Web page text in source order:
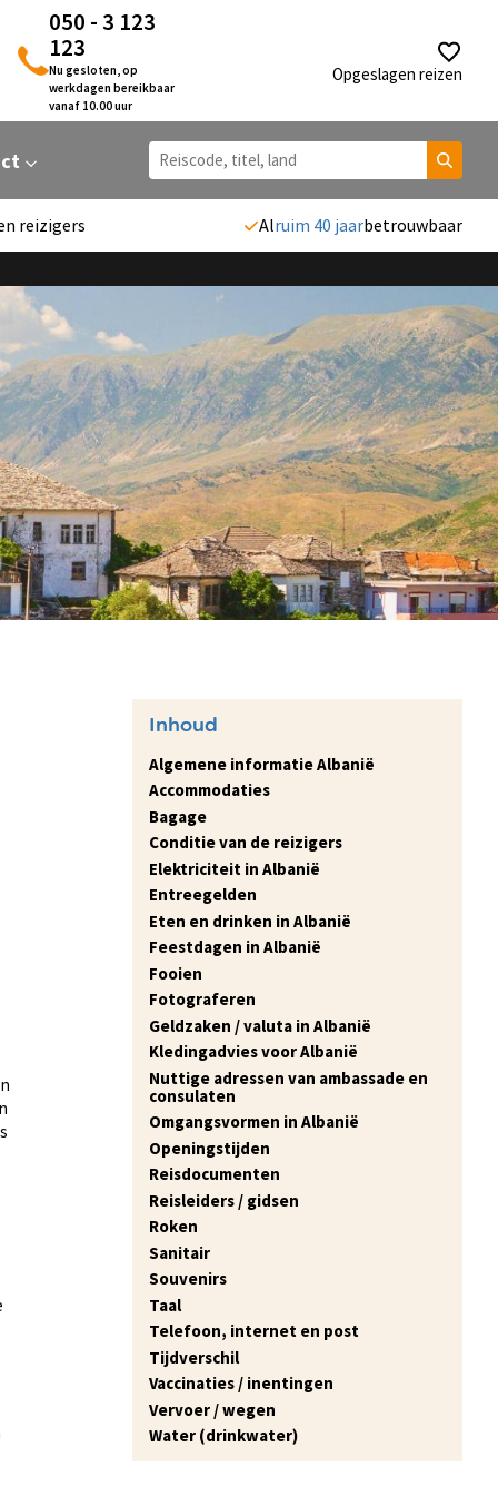
050 - 3 123
123
Nu gesloten, op
werkdagen bereikbaar
vanaf 10.00 uur
Opgeslagen reizen
reizigers Alruim 40 jaarbetrouwbaar
Inhoud
Algemene informatie Albanië
Accommodaties
Bagage
Conditie van de reizigers
Elektriciteit in Albanië
Entreegelden
Eten en drinken in Albanië
Feestdagen in Albanië
Fooien
Fotograferen
Geldzaken / valuta in Albanië
Kledingadvies voor Albanië
Nuttige adressen van ambassade en
consulaten
Omgangsvormen in Albanië
Openingstijden
Reisdocumenten
Reisleiders / gidsen
Roken
Sanitair
Souvenirs
Taal
Telefoon, internet en post
Tijdverschil
Vaccinaties / inentingen
Vervoer / wegen
Water (drinkwater)